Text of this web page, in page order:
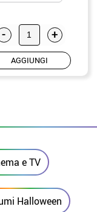
- +
AGGIUNGI
e TV
Halloween